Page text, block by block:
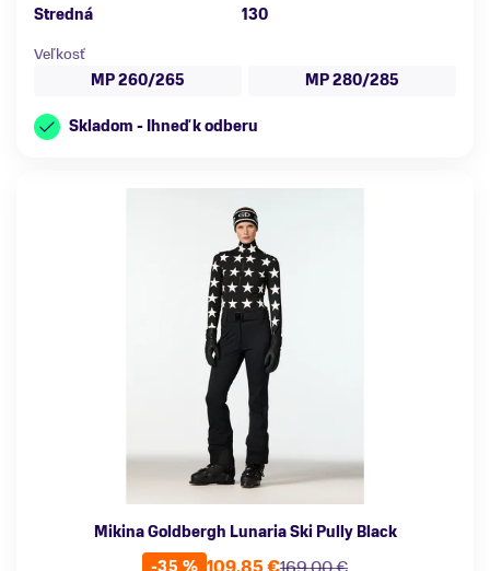
Stredná
130
Veľkosť
MP 260/265
MP 280/285
Skladom - Ihneď k odberu
Mikina Goldbergh Lunaria Ski Pully Black